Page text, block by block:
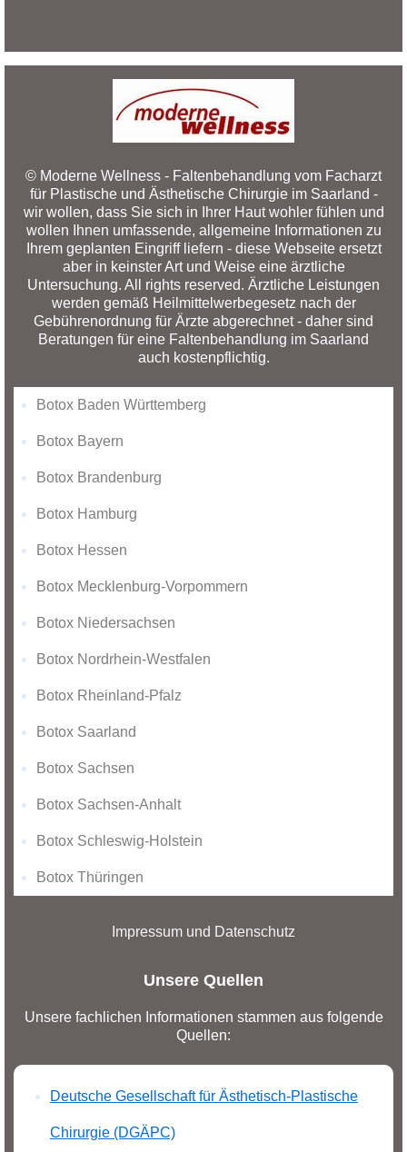
© Moderne Wellness - Faltenbehandlung vom Facharzt
für Plastische und Ästhetische Chirurgie im Saarland -
wir wollen, dass Sie sich in Ihrer Haut wohler fühlen und
wollen Ihnen umfassende, allgemeine Informationen zu
Ihrem geplanten Eingriff liefern - diese Webseite ersetzt
aber in keinster Art und Weise eine ärztliche
Untersuchung. All rights reserved. Ärztliche Leistungen
werden gemäß Heilmittelwerbegesetz nach der
Gebührenordnung für Ärzte abgerechnet - daher sind
Beratungen für eine Faltenbehandlung im Saarland
auch kostenpflichtig.
Botox Baden Württemberg
Botox Bayern
Botox Brandenburg
Botox Hamburg
Botox Hessen
Botox Mecklenburg-Vorpommern
Botox Niedersachsen
Botox Nordrhein-Westfalen
Botox Rheinland-Pfalz
Botox Saarland
Botox Sachsen
Botox Sachsen-Anhalt
Botox Schleswig-Holstein
Botox Thüringen
Impressum und Datenschutz
Unsere Quellen
Unsere fachlichen Informationen stammen aus folgende
Quellen:
Deutsche Gesellschaft für Ästhetisch-Plastische
Chirurgie (DGÄPC)